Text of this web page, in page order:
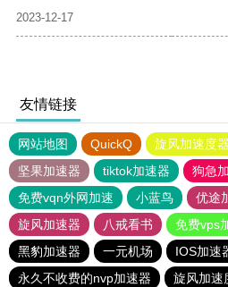
2023-12-17
友情链接
网站地图 QuickQ 旋风加速度器
坚果加速器
tiktok加速器
狗急
免费vqn外网加速
小蓝鸟 优途
旋风加速器
八戒看书
免费vps
黑豹加速器
一元机场
IOS加速
永久不收费的nvp加速器
旋风加速